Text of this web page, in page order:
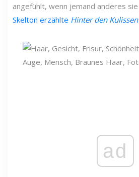
angefühlt, wenn jemand anderes
Skelton erzählte Hinter den Kulissen
ad